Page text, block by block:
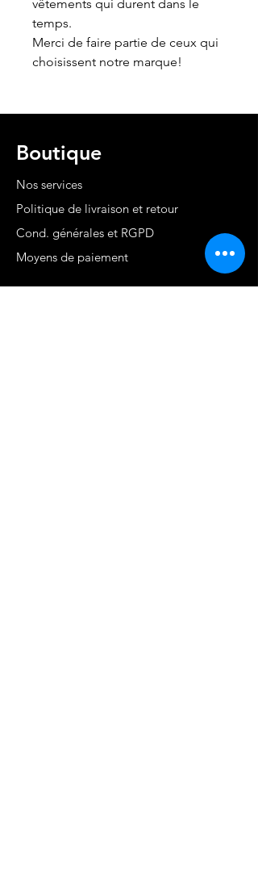
vêtements qui durent dans le
temps.
Merci de faire partie de ceux qui
choisissent notre marque!
Boutique
Nos services
Politique de livraison et retour
Cond. générales et RGPD
Moyens de paiement